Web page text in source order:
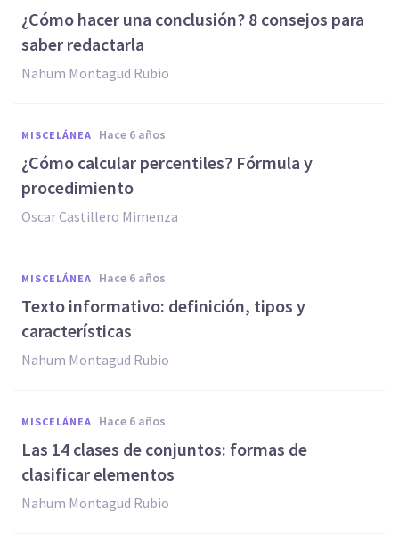
¿Cómo hacer una conclusión? 8 consejos para
saber redactarla
Nahum Montagud Rubio
MISCELÁNEA hace 6 años
¿Cómo calcular percentiles? Fórmula y
procedimiento
Oscar Castillero Mimenza
MISCELÁNEA hace 6 años
Texto informativo: definición, tipos y
características
Nahum Montagud Rubio
MISCELÁNEA hace 6 años
Las 14 clases de conjuntos: formas de
clasificar elementos
Nahum Montagud Rubio